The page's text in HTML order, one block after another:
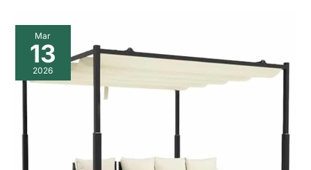
Mar
13
2026
Test
de
la
pergola
rétractable
protection